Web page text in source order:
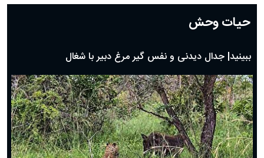
دعای روز بیستم ماه رمضان؛ ۱۹ اسفند ۱۴۰۴
دعای روز هشتم ماه مبارک رمضان؛ ۷ اسفند ماه ۱۴۰۴
دعای روز ششم ماه رمضان؛ ۵ اسفند ۱۴۰۴
دعای روز چهارم ماه مبارک رمضان؛ ۳ اسفند ۱۴۰۴
دعای روز سوم ماه مبارک رمضان؛ ۱۴ اسفند ۱۴۰۴
دعای روز دوم ماه مبارک رمضان ۱ اسفند ماه ۱۴۰۴
دعای روز اول ماه مبارک رمضان، ۳۰ بهمن ۱۴۰۴
حضرت زینب(س) چگونه از دنیا رفت؟
حیات وحش